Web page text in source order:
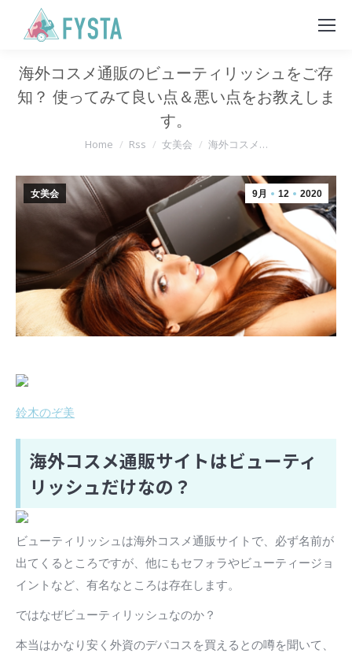
海外コスメ通販のビューティリッシュをご存
知？ 使ってみて良い点＆悪い点をお教えしま
す。
You are here:
Home Rss 女美会 海外コスメ…
9月 12 2020
女美会
鈴木のぞ美
海外コスメ通販サイトはビューティ
リッシュだけなの？
ビューティリッシュは海外コスメ通販サイトで、必ず名前が
出てくるところですが、他にもセフォラやビューティージョ
イントなど、有名なところは存在します。
ではなぜビューティリッシュなのか？
本当はかなり安く外資のデパコスを買えるとの噂を聞いて、